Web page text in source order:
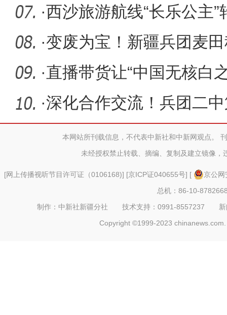
党建
·西沙旅游航线“长乐公主
站走
·变废为宝！新疆兵团麦
·直播带货让“中国无核白
全
·深化合作交流！兵团二
城二中签
本网站所刊载信息，不代表中新社和中新网观点。
未经授权禁止转载、摘编、复制及建立镜像，
[网上传播视听节目许可证（0106168)] [京ICP证040655号] [
京公
总机：86-10-
制作：中新社新疆分社 技术支持：0991-8557237
Copyright ©1999-2023